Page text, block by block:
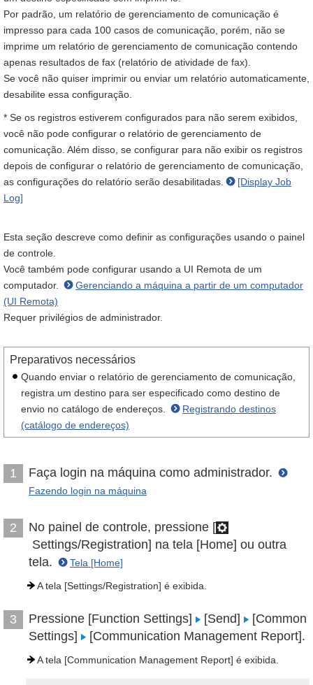
Por padrão, um relatório de gerenciamento de comunicação é
impresso para cada 100 casos de comunicação, porém, não se
imprime um relatório de gerenciamento de comunicação contendo
apenas resultados de fax (relatório de atividade de fax).
Se você não quiser imprimir ou enviar um relatório automaticamente,
desabilite essa configuração.
* Se os registros estiverem configurados para não serem exibidos,
você não pode configurar o relatório de gerenciamento de
comunicação. Além disso, se configurar para não exibir os registros
depois de configurar o relatório de gerenciamento de comunicação,
as configurações do relatório serão desabilitadas.
[Display Job
Log]
Esta seção descreve como definir as configurações usando o painel
de controle.
Você também pode configurar usando a UI Remota de um
computador.
Gerenciando a máquina a partir de um computador
(UI Remota)
Requer privilégios de administrador.
Preparativos necessários
Quando enviar o relatório de gerenciamento de comunicação,
registra um destino para ser especificado como destino de
envio no catálogo de endereços.
Registrando destinos
(catálogo de endereços)
1 Faça login na máquina como administrador.
Fazendo login na máquina
2
No painel de controle, pressione [
Settings/Registration] na tela [Home] ou outra
tela.
Tela [Home]
A tela [Settings/Registration] é exibida.
3 Pressione [Function Settings] [Send]
[Common
Settings]
[Communication Management Report].
A tela [Communication Management Report] é exibida.